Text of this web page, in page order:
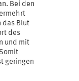
Bei den
das Blut
des
und mit
geringen